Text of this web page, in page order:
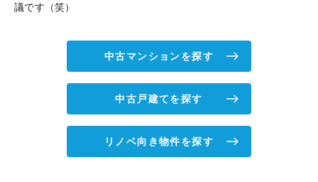
議です（笑）
中古マンションを探す
中古戸建てを探す
リノベ向き物件を探す